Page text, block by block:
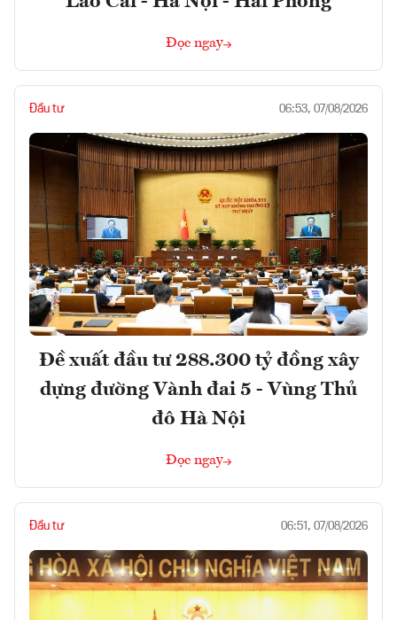
Đọc ngay
Đầu tư 06:53, 07/08/2026
Đề xuất đầu tư 288.300 tỷ đồng xây
dựng đường Vành đai 5 - Vùng Thủ
đô Hà Nội
Đọc ngay
Đầu tư 06:51, 07/08/2026